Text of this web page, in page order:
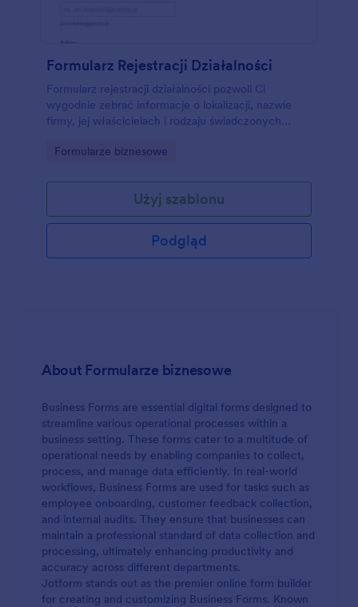
Formularz Rejestracji Działalności
Formularz rejestracji działalności pozwoli Ci
wygodnie zebrać informacje o lokalizacji, nazwie
firmy, jej właścicielach i rodzaju świadczonych
dostępnych narzędzi. Stwórz własny unikalny
logo, obrazy, edytuj czcionki i kolory. Możesz też
dodać ten formularz do własnej strony internetowej.
Go to Category:
Formularze biznesowe
Użyj szablonu
Podgląd
About Formularze biznesowe
Business Forms are essential digital forms designed to
streamline various operational processes within a
business setting. These forms cater to a multitude of
operational needs by enabling companies to collect,
process, and manage data efficiently. In real-world
workflows, Business Forms are used for tasks such as
employee onboarding, customer feedback collection,
and internal audits. They ensure that businesses can
maintain a professional standard of data collection and
processing, ultimately enhancing productivity and
accuracy across different departments.
Jotform stands out as the premier online form builder
for creating and customizing Business Forms. Known